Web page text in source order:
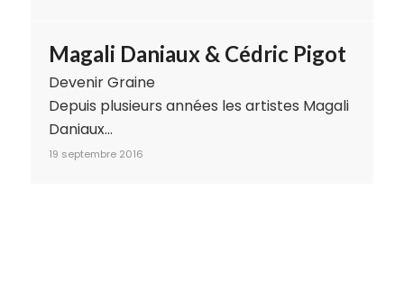
Magali Daniaux & Cédric Pigot
Devenir Graine
Depuis plusieurs années les artistes Magali
Daniaux…
19 septembre 2016